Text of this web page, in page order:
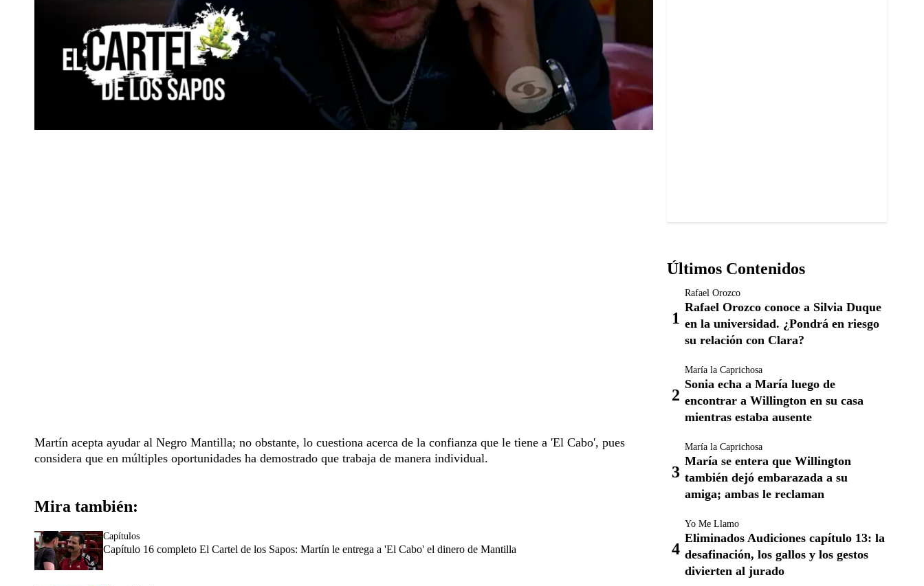
Martín acepta ayudar al Negro Mantilla; no obstante, lo cuestiona acerca de la confianza que le tiene a 'El Cabo', pues
considera que en múltiples oportunidades ha demostrado que trabaja de manera individual.
Mira también:
Capítulos
Capítulo 16 completo El Cartel de los Sapos: Martín le entrega a 'El Cabo' el dinero de Mantilla
Últimos Contenidos
Rafael Orozco
Rafael Orozco conoce a Silvia Duque
en la universidad. ¿Pondrá en riesgo
su relación con Clara?
María la Caprichosa
Sonia echa a María luego de
encontrar a Willington en su casa
mientras estaba ausente
María la Caprichosa
María se entera que Willington
también dejó embarazada a su
amiga; ambas le reclaman
Yo Me Llamo
Eliminados Audiciones capítulo 13: la
desafinación, los gallos y los gestos
divierten al jurado